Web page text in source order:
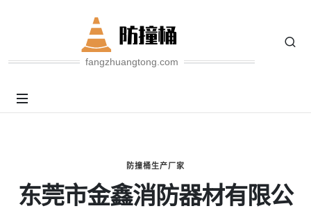
fangzhuangtong.com
防撞桶生产厂家
东莞市金鑫消防器材有限公